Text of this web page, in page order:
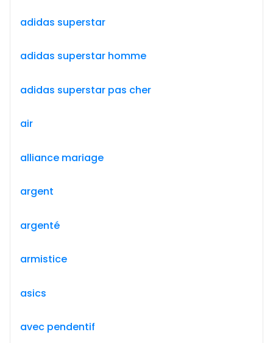
adidas superstar
adidas superstar homme
adidas superstar pas cher
air
alliance mariage
argent
argenté
armistice
asics
avec pendentif